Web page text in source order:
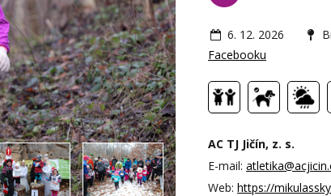
6. 12. 2026
Facebooku
AC TJ Jičín, z. s.
E-mail:
Web: https://